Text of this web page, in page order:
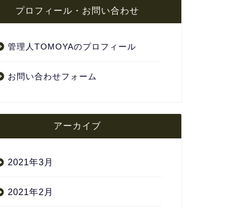
プロフィール・お問い合わせ
管理人TOMOYAのプロフィール
お問い合わせフォーム
アーカイブ
2021年3月
2021年2月